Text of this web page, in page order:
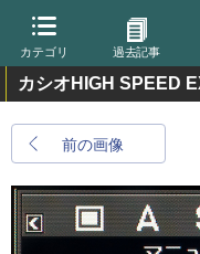
カテゴリ 過去記事
カシオHIGH SPEED
前の画像